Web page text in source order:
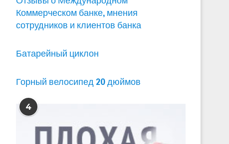
ОТЗЫВЫ О ВИТАБАНКЕ,
МНЕНИЯ СОТРУДНИКОВ И
Коммерческом банке, мнения
сотрудников и клиентов банка
Батарейный циклон
Горный велосипед 20 дюймов
4